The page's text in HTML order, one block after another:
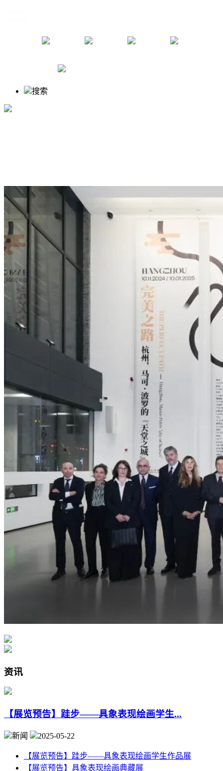
搜索
资讯
【展览预告】跬步——具象表现绘画学生...
新闻 2025-05-22
【展览预告】跬步——具象表现绘画学生作品展
【展览预告】具象表现绘画典藏展